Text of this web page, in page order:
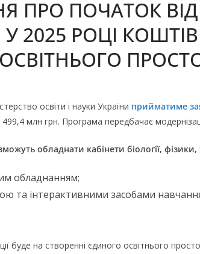
ПРО ПОЧАТОК
2025 РОЦІ
освіти і науки України прийматиме
499,4 млн грн. Програма передбачає
обладнати кабінети біології, фізики,
обладнанням;
та інтерактивними засобами
буде на створенні єдиного освітнього